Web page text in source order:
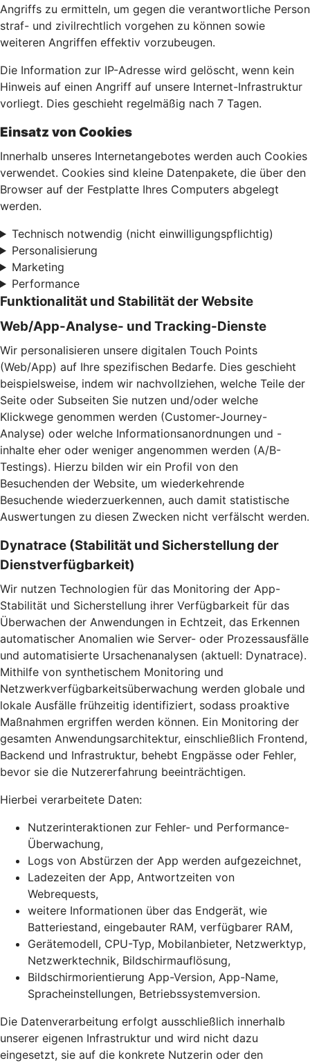
Angriffs zu ermitteln, um gegen die verantwortliche Person
straf- und zivilrechtlich vorgehen zu können sowie
weiteren Angriffen effektiv vorzubeugen.
Die Information zur IP-Adresse wird gelöscht, wenn kein
Hinweis auf einen Angriff auf unsere Internet-Infrastruktur
vorliegt. Dies geschieht regelmäßig nach 7 Tagen.
Einsatz von Cookies
Innerhalb unseres Internetangebotes werden auch Cookies
verwendet. Cookies sind kleine Datenpakete, die über den
Browser auf der Festplatte Ihres Computers abgelegt
werden.
Technisch notwendig (nicht einwilligungspflichtig)
Personalisierung
Marketing
Performance
Funktionalität und Stabilität der Website
Web/App-Analyse- und Tracking-Dienste
Wir personalisieren unsere digitalen Touch Points
(Web/App) auf Ihre spezifischen Bedarfe. Dies geschieht
beispielsweise, indem wir nachvollziehen, welche Teile der
Seite oder Subseiten Sie nutzen und/oder welche
Klickwege genommen werden (Customer-Journey-
Analyse) oder welche Informationsanordnungen und -
inhalte eher oder weniger angenommen werden (A/B-
Testings). Hierzu bilden wir ein Profil von den
Besuchenden der Website, um wiederkehrende
Besuchende wiederzuerkennen, auch damit statistische
Auswertungen zu diesen Zwecken nicht verfälscht werden.
Dynatrace (Stabilität und Sicherstellung der
Dienstverfügbarkeit)
Wir nutzen Technologien für das Monitoring der App-
Stabilität und Sicherstellung ihrer Verfügbarkeit für das
Überwachen der Anwendungen in Echtzeit, das Erkennen
automatischer Anomalien wie Server- oder Prozessausfälle
und automatisierte Ursachenanalysen (aktuell: Dynatrace).
Mithilfe von synthetischem Monitoring und
Netzwerkverfügbarkeitsüberwachung werden globale und
lokale Ausfälle frühzeitig identifiziert, sodass proaktive
Maßnahmen ergriffen werden können. Ein Monitoring der
gesamten Anwendungsarchitektur, einschließlich Frontend,
Backend und Infrastruktur, behebt Engpässe oder Fehler,
bevor sie die Nutzererfahrung beeinträchtigen.
Hierbei verarbeitete Daten:
Nutzerinteraktionen zur Fehler- und Performance-
Überwachung,
Logs von Abstürzen der App werden aufgezeichnet,
Ladezeiten der App, Antwortzeiten von
Webrequests,
weitere Informationen über das Endgerät, wie
Batteriestand, eingebauter RAM, verfügbarer RAM,
Gerätemodell, CPU-Typ, Mobilanbieter, Netzwerktyp,
Netzwerktechnik, Bildschirmauflösung,
Bildschirmorientierung App-Version, App-Name,
Spracheinstellungen, Betriebssystemversion.
Die Datenverarbeitung erfolgt ausschließlich innerhalb
unserer eigenen Infrastruktur und wird nicht dazu
eingesetzt, sie auf die konkrete Nutzerin oder den